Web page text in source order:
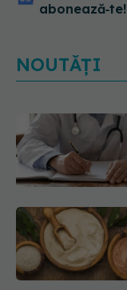
abonează‑te!
NOUTĂȚI